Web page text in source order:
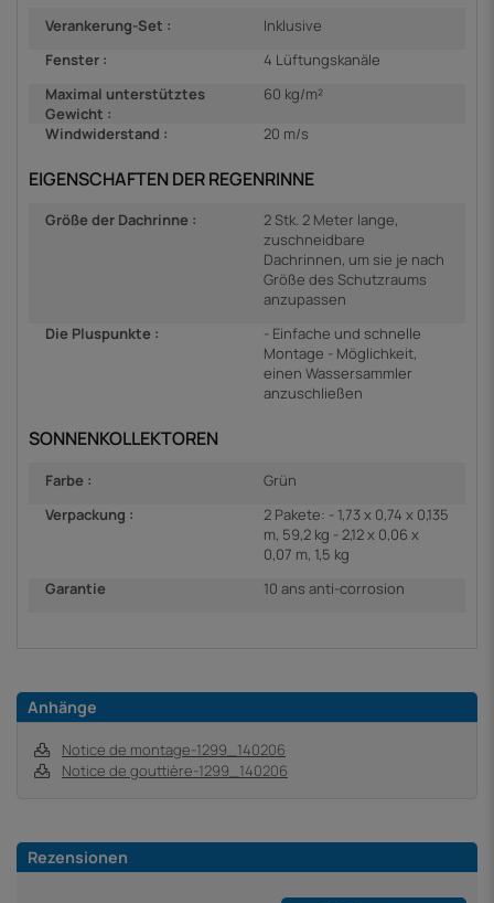
Verankerung-Set :
Inklusive
Fenster :
4 Lüftungskanäle
Maximal unterstütztes
Gewicht :
60 kg/m²
Windwiderstand :
20 m/s
EIGENSCHAFTEN DER REGENRINNE
Größe der Dachrinne :
2 Stk. 2 Meter lange,
zuschneidbare
Dachrinnen, um sie je nach
Größe des Schutzraums
anzupassen
Die Pluspunkte :
- Einfache und schnelle
Montage - Möglichkeit,
einen Wassersammler
anzuschließen
SONNENKOLLEKTOREN
Farbe :
Grün
Verpackung :
2 Pakete: - 1,73 x 0,74 x 0,135
m, 59,2 kg - 2,12 x 0,06 x
0,07 m, 1,5 kg
Garantie
10 ans anti-corrosion
Anhänge
Notice de montage-1299_140206
Notice de gouttière-1299_140206
Rezensionen